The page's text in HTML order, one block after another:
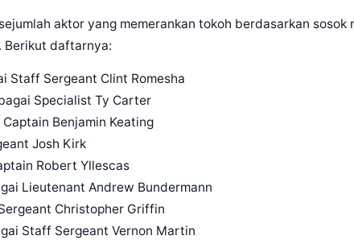
aktor yang memerankan tokoh berdasarkan sosok
Berikut daftarnya:
Staff Sergeant Clint Romesha
Specialist Ty Carter
Benjamin Keating
Josh Kirk
Robert Yllescas
Lieutenant Andrew Bundermann
Christopher Griffin
Staff Sergeant Vernon Martin